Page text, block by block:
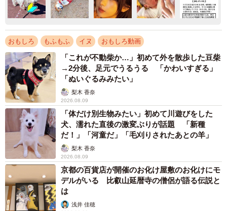
おもしろ もふもふ イヌ おもしろ動画
「これが不動柴か…」初めて外を散歩した豆柴
→2分後、足元でうるうる 「かわいすぎる」
「ぬいぐるみみたい」
梨木 香奈
2026.08.09
「体だけ別生物みたい」初めて川遊びをした
犬、濡れた直後の激変ぶりが話題 「新種
だ！」「河童だ」「毛刈りされたあとの羊」
梨木 香奈
2026.08.09
京都の百貨店が開催のお化け屋敷のお化けにモ
デルがいる 比叡山延暦寺の僧侶が語る伝説と
は
浅井 佳穂